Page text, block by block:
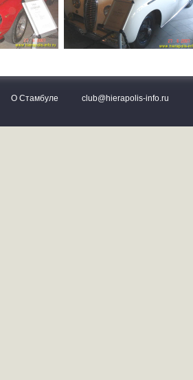
О Стамбуле club@hierapolis-info.ru